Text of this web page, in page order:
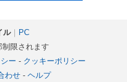
ル｜ PC
限されます
ー - クッキーポリシー
わせ- ヘルプ